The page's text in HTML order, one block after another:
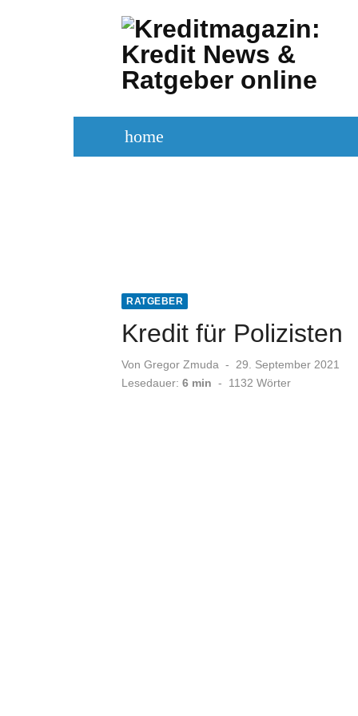
home
RATGEBER
Kredit für Polizisten
Von Gregor Zmuda
Veröffentlicht
am
29. September 2021
Lesedauer: 6 min - 1132 Wörter